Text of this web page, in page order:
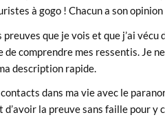
à gogo ! Chacun a son
que je vois et que j’ai vécu
de comprendre mes ressentis. Je
description rapide.
dans ma vie avec le
d’avoir la preuve sans faille pour